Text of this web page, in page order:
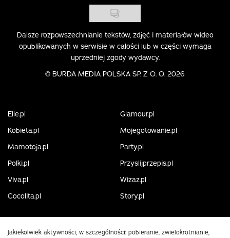
Dalsze rozpowszechnianie tekstów, zdjęć i materiałów wideo
opublikowanych w serwisie w całości lub w części wymaga
uprzedniej zgody wydawcy.
© BURDA MEDIA POLSKA SP. Z O. O. 2026
Elle.pl
Glamour.pl
Kobieta.pl
Mojegotowanie.pl
Mamotoja.pl
Party.pl
Polki.pl
Przyslijprzepis.pl
Viva.pl
Wizaz.pl
Cocolita.pl
Story.pl
Jakiekolwiek aktywności, w szczególności: pobieranie, zwielokrotnianie,